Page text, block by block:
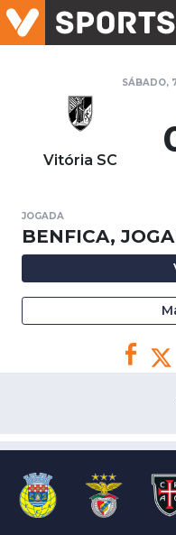
SÁBADO,
Vitória SC
JOGADA
BENFICA,